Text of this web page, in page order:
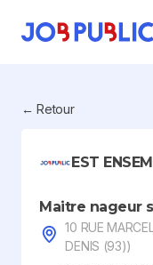
← Retour
EST
Maitre nageur
10 RUE
DENIS (93))